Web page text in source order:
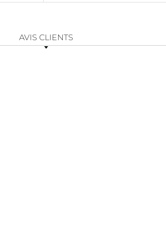
AVIS CLIENTS